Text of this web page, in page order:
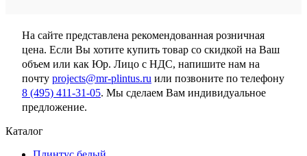
На сайте представлена рекомендованная розничная
цена. Если Вы хотите купить товар со скидкой на Ваш
объем или как Юр. Лицо с НДС, напишите нам на
почту projects@mr-plintus.ru или позвоните по телефону
8 (495) 411-31-05. Мы сделаем Вам индивидуальное
предложение.
Каталог